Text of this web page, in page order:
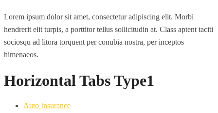
Lorem ipsum dolor sit amet, consectetur adipiscing elit. Morbi
hendrerit elit turpis, a porttitor tellus sollicitudin at. Class aptent taciti
sociosqu ad litora torquent per conubia nostra, per inceptos
himenaeos.
Horizontal Tabs Type1
Auto Insurance